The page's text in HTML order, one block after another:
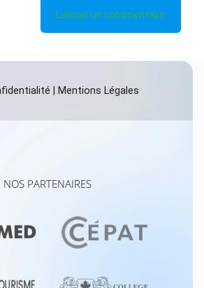
Mentions Légales
NOS PARTENAIRES